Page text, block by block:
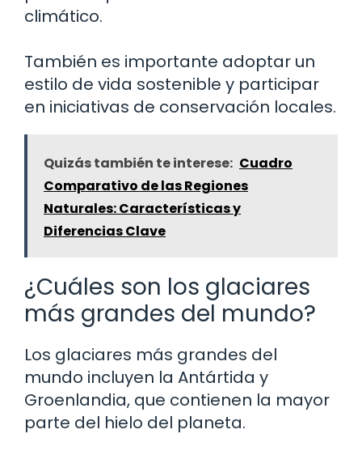
climático.
También es importante adoptar un
estilo de vida sostenible y participar
en iniciativas de conservación locales.
Quizás también te interese: Cuadro
Comparativo de las Regiones
Naturales: Características y
Diferencias Clave
¿Cuáles son los glaciares
más grandes del mundo?
Los glaciares más grandes del
mundo incluyen la Antártida y
Groenlandia, que contienen la mayor
parte del hielo del planeta.